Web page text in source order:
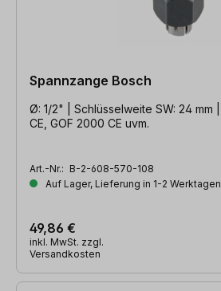
Spannzange Bosch
Ø: 1/2" | Schlüsselweite SW: 24 mm
CE, GOF 2000 CE uvm.
Art.-Nr.: B-2-608-570-108
Auf Lager, Lieferung in 1-2 Werktagen
49,86 €
inkl. MwSt. zzgl.
Versandkosten